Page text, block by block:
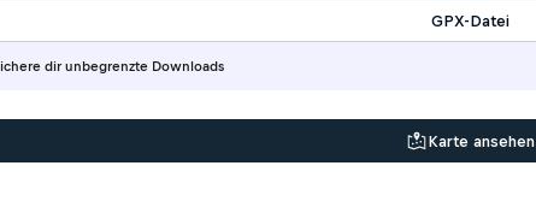
dir unbegrenzte Downloads
GPX-Datei
Karte ansehen